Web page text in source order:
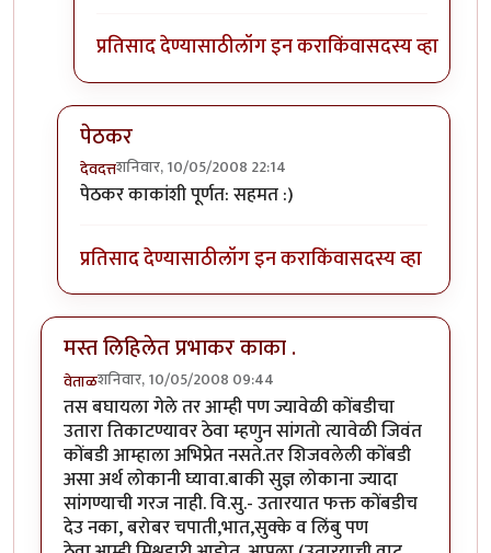
प्रतिसाद देण्यासाठीलॉग इन कराकिंवासदस्य व्हा
पेठकर
देवदत्तशनिवार, 10/05/2008 22:14
In reply toशाकाहार-मांसाहार....
पेठकर काकांशी पूर्णत: सहमत :)
प्रतिसाद देण्यासाठीलॉग इन कराकिंवासदस्य व्हा
मस्त लिहिलेत प्रभाकर काका .
वेताळशनिवार, 10/05/2008 09:44
तस बघायला गेले तर आम्ही पण ज्यावेळी कोंबडीचा
उतारा तिकाटण्यावर ठेवा म्हणुन सांगतो त्यावेळी जिवंत
कोंबडी आम्हाला अभिप्रेत नसते.तर शिजवलेली कोंबडी
असा अर्थ लोकानी घ्यावा.बाकी सुज्ञ लोकाना ज्यादा
सांगण्याची गरज नाही. वि.सु.- उतारयात फक्त कोंबडीच
देउ नका, बरोबर चपाती,भात,सुक्के व लिंबु पण